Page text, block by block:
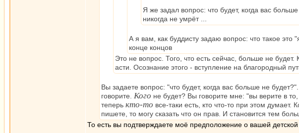
Я же задал вопрос: что будет, когда вас
никогда не умрёт ...
А я вам, как буддисту задаю вопрос: что такое это
конце концов
Это не вопрос. Того, что есть сейчас, больше не
асти. Осознание этого - вступление на благородный
Вы задаете вопрос: "что будет, когда вас больше не
говорите. Кого не будет? Вы говорите мне: "вы верите в
теперь кто-то все-таки есть, кто что-то при этом
пишете, то могу сказать что он прав. И становится тем
То есть вы подтверждаете моё предположение о вашей